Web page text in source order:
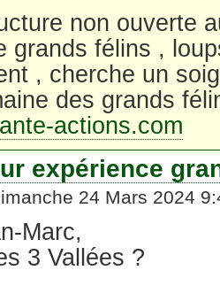
non ouverte
grands félins ,
, cherche un
des grands
actions.com
expérience
24 Mars 2024
Marc,
3 Vallées ?